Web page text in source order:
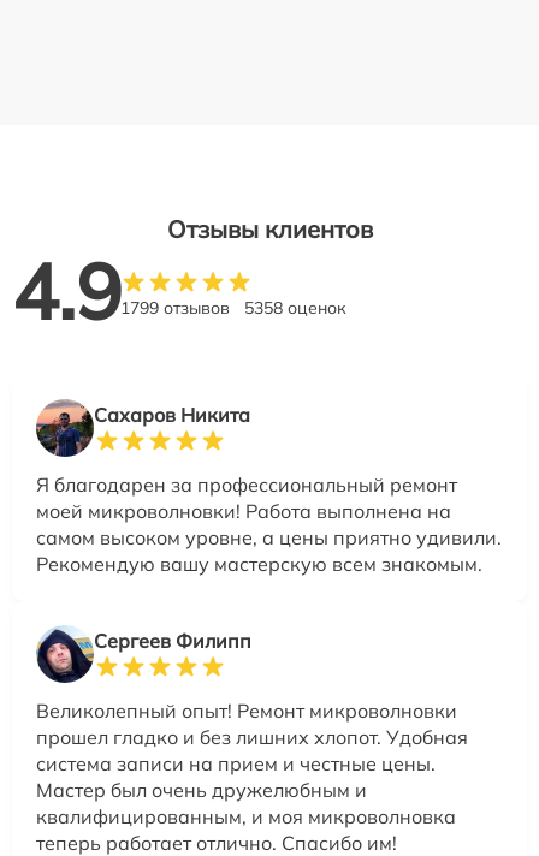
Отзывы клиентов
4.91799 отзывов 5358 оценок
Сахаров Никита
Я благодарен за профессиональный ремонт
моей микроволновки! Работа выполнена на
самом высоком уровне, а цены приятно удивили.
Рекомендую вашу мастерскую всем знакомым.
Сергеев Филипп
Великолепный опыт! Ремонт микроволновки
прошел гладко и без лишних хлопот. Удобная
система записи на прием и честные цены.
Мастер был очень дружелюбным и
квалифицированным, и моя микроволновка
теперь работает отлично. Спасибо им!